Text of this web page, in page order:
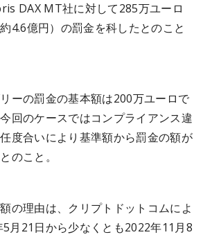
DAX MT社に対して285万ユーロ
4.6億円）の罰金を科したとのこと
ーの罰金の基本額は200万ユーロで
回のケースではコンプライアンス違
度合いにより基準額から罰金の額が
のこと。
の理由は、クリプトドットコムによ
月21日から少なくとも2022年11月8